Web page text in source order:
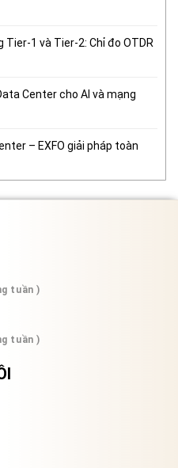
Tier-1 và Tier-2: Chỉ đo OTDR
Center cho AI và mạng
– EXFO giải pháp toàn
tuần )
tuần )